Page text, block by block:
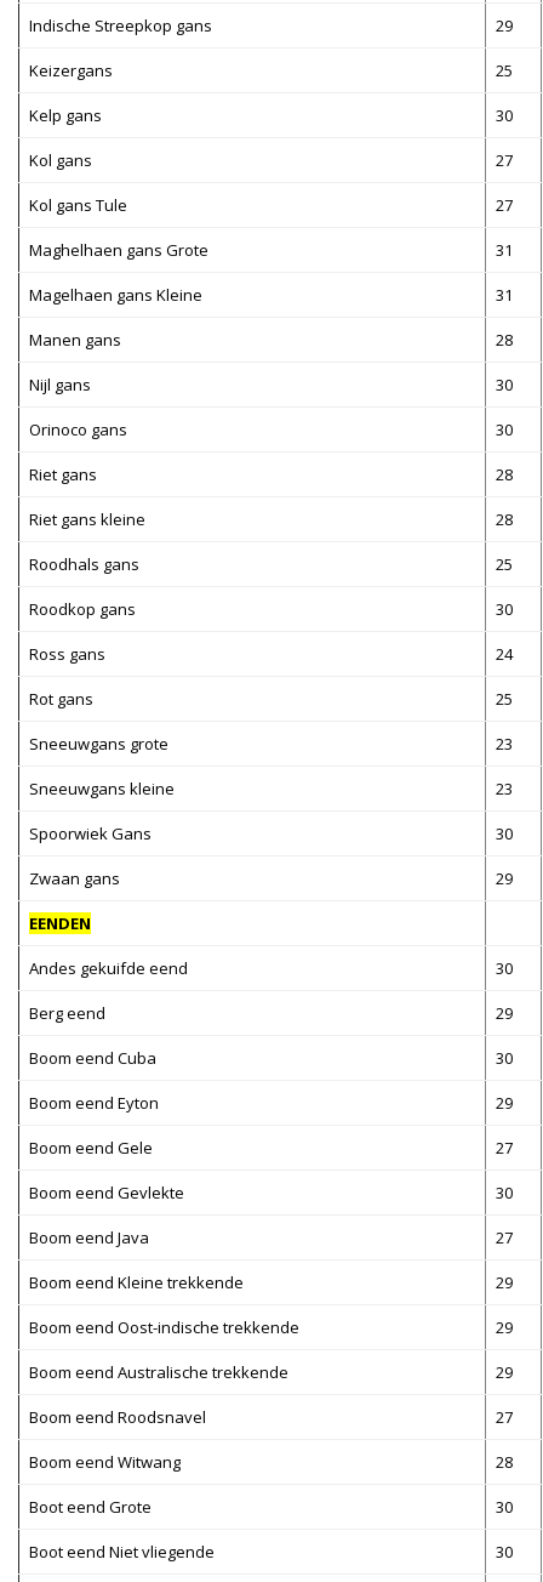
Indische Streepkop gans 29
Keizergans 25
Kelp gans 30
Kol gans 27
Kol gans Tule 27
Maghelhaen gans Grote 31
Magelhaen gans Kleine 31
Manen gans 28
Nijl gans 30
Orinoco gans 30
Riet gans 28
Riet gans kleine 28
Roodhals gans 25
Roodkop gans 30
Ross gans 24
Rot gans 25
Sneeuwgans grote 23
Sneeuwgans kleine 23
Spoorwiek Gans 30
Zwaan gans 29
EENDEN
Andes gekuifde eend 30
Berg eend 29
Boom eend Cuba 30
Boom eend Eyton 29
Boom eend Gele 27
Boom eend Gevlekte 30
Boom eend Java 27
Boom eend Kleine trekkende 29
Boom eend Oost-indische trekkende 29
Boom eend Australische trekkende 29
Boom eend Roodsnavel 27
Boom eend Witwang 28
Boot eend Grote 30
Boot eend Niet vliegende 30